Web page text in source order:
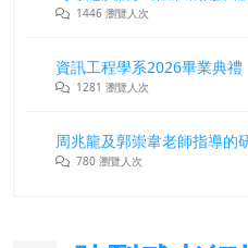
1446 瀏覽人次
資訊工程學系2026畢業典禮
1281 瀏覽人次
780 瀏覽人次